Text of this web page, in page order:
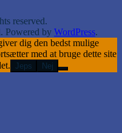
reserved.
Powered by WordPress.
dig den bedst mulige
med at bruge dette site
Jeps Nej